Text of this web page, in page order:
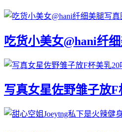
吃货小美女@hani纤
写真女星佐野雏子放